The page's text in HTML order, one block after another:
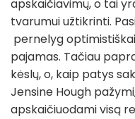
apskaičiavimų, o tai
tvarumui užtikrinti.
pernelyg
pajamas. Tačiau
kėslų, o, kaip patys
Jensine Hough
apskaičiuodami visą